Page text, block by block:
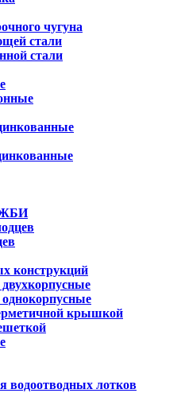
чугуна
стали
стали
ЖБИ
конструкций
крышкой
водоотводных лотков